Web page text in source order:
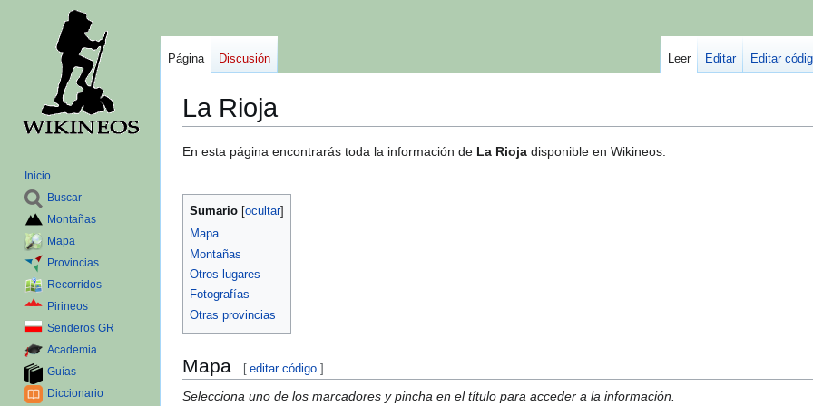
La Rioja
Ir
la
navegación
Ir
la
búsqueda
En esta página encontrarás toda la información de La Rioja disponible en Wikineos.
Sumario
Mapa
Montañas
Otros lugares
Fotografías
Otras provincias
Mapa [ editar código ]
Selecciona uno de los marcadores y pincha en el título para acceder a la información.
Página Discusión Leer Editar Editar
Inicio
Buscar
Montañas
Mapa
Provincias
Recorridos
Pirineos
Senderos GR
Academia
Guías
Diccionario